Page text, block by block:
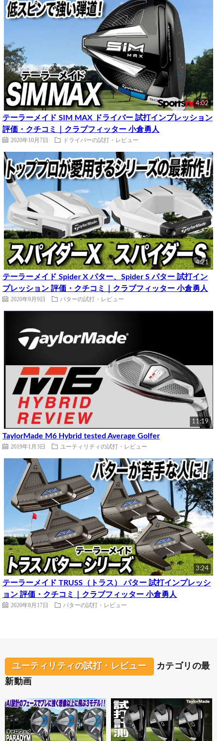
4:02
テーラーメイド SIM MAX ドライバー 試打インプレッション
評価・クチコミ｜クラブフィッター 小倉勇人
2020年10月7日 ドライバーの試打・レビュー
4:21
テーラーメイド Spider X パター、Spider S パター 試打イン
プレッション 評価・クチコミ｜クラブフィッター 小倉勇人
2020年9月9日 パターの試打・レビュー
11:19
TaylorMade M6 Hybrid tested Average Golfer
2019年1月3日 ユーティリティの試打・レビュー
3:24
テーラーメイド TRUSS（トラス） パター 試打インプレッシ
ョン 評価・クチコミ｜クラブフィッター 小倉勇人
2020年8月17日 パターの試打・レビュー
ユーティリティの試打・レビュー
カテゴリの最
新動画